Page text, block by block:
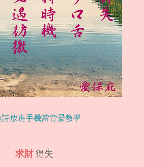
詩放進手機當背景教學
求財得失